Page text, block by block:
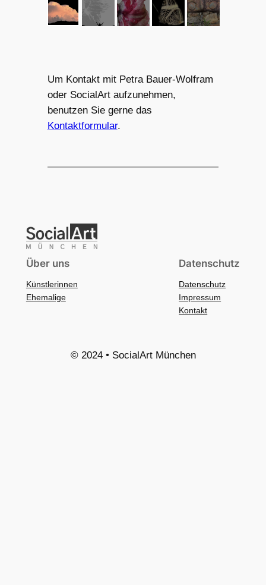
Um Kontakt mit Petra Bauer-Wolfram
oder SocialArt aufzunehmen,
benutzen Sie gerne das
Kontaktformular.
Über uns
Künstlerinnen
Ehemalige
Datenschutz
Datenschutz
Impressum
Kontakt
© 2024 • SocialArt München